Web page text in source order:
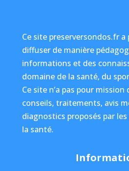
Ce site preserversondos.fr
diffuser de manière
informations et des
domaine de la santé, du
Ce site n’a pas pour mission
conseils, traitements, avis
diagnostics proposés par
la santé.